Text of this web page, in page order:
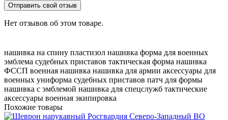
Отправить свой отзыв
Нет отзывов об этом товаре.
нашивка на спину пластизол нашивка форма для военных
эмблема судебных приставов тактическая форма нашивка
ФССП военная нашивка нашивка для армии аксессуары для
военных униформа судебных приставов патч для формы
нашивка с эмблемой нашивка для спецслужб тактические
аксессуары военная экипировка
Похожие товары